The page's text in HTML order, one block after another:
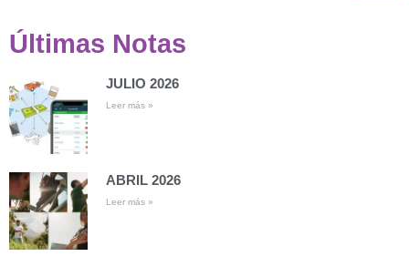
Últimas Notas
JULIO 2026
Leer más »
ABRIL 2026
Leer más »